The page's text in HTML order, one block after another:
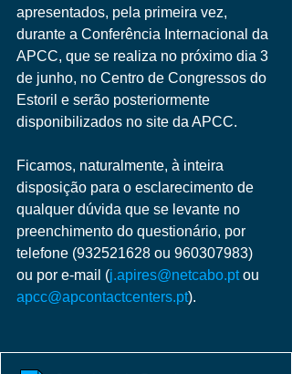
apresentados, pela primeira vez,
durante a Conferência Internacional da
APCC, que se realiza no próximo dia 3
de junho, no Centro de Congressos do
Estoril e serão posteriormente
disponibilizados no site da APCC.
Ficamos, naturalmente, à inteira
disposição para o esclarecimento de
qualquer dúvida que se levante no
preenchimento do questionário, por
telefone (932521628 ou 960307983)
ou por e-mail (j.apires@netcabo.pt ou
apcc@apcontactcenters.pt).